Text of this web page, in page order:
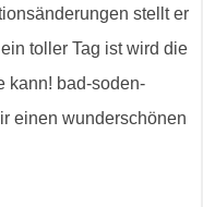
stellt er
toller Tag ist wird die
kann! bad-soden-
einen wunderschönen